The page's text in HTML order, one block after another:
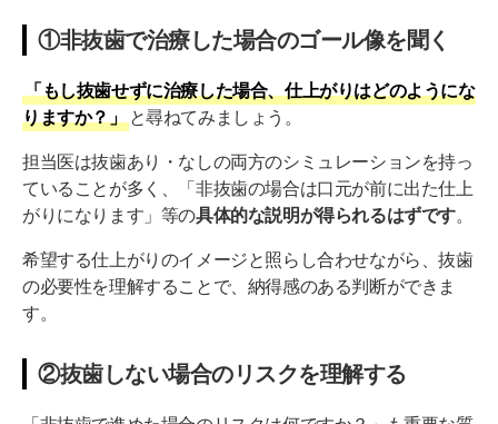
①非抜歯で治療した場合のゴール像を聞く
「もし抜歯せずに治療した場合、仕上がりはどのようにな
りますか？」
と尋ねてみましょう。
担当医は抜歯あり・なしの両方のシミュレーションを持っ
ていることが多く、「非抜歯の場合は口元が前に出た仕上
がりになります」等の具体的な説明が得られるはずです。
希望する仕上がりのイメージと照らし合わせながら、抜歯
の必要性を理解することで、納得感のある判断ができま
す。
②抜歯しない場合のリスクを理解する